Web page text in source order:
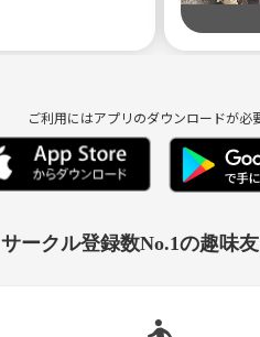
ご利用にはアプリのダウンロードが必
サークル登録数No.1の趣味